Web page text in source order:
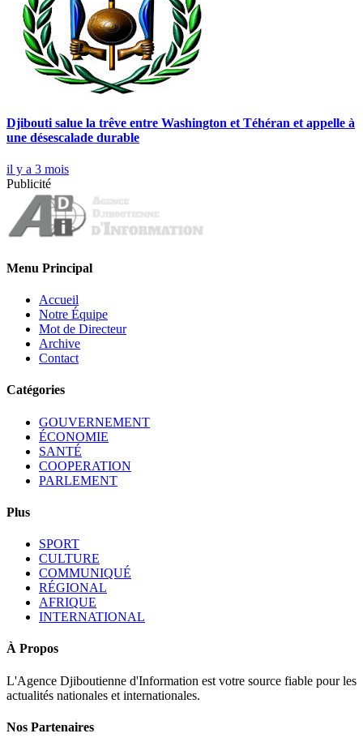
Djibouti salue la trêve entre Washington et Téhéran et appelle à
une désescalade durable
il y a 3 mois
Publicité
Menu Principal
Accueil
Notre Équipe
Mot de Directeur
Archive
Contact
Catégories
GOUVERNEMENT
ÉCONOMIE
SANTÉ
COOPERATION
PARLEMENT
Plus
SPORT
CULTURE
COMMUNIQUÉ
RÉGIONAL
AFRIQUE
INTERNATIONAL
À Propos
L'Agence Djiboutienne d'Information est votre source fiable pour les
actualités nationales et internationales.
Nos Partenaires